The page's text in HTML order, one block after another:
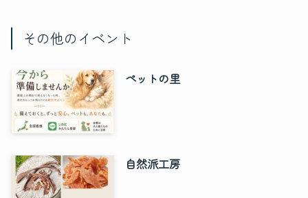
その他のイベント
ペットの里
自然派工房